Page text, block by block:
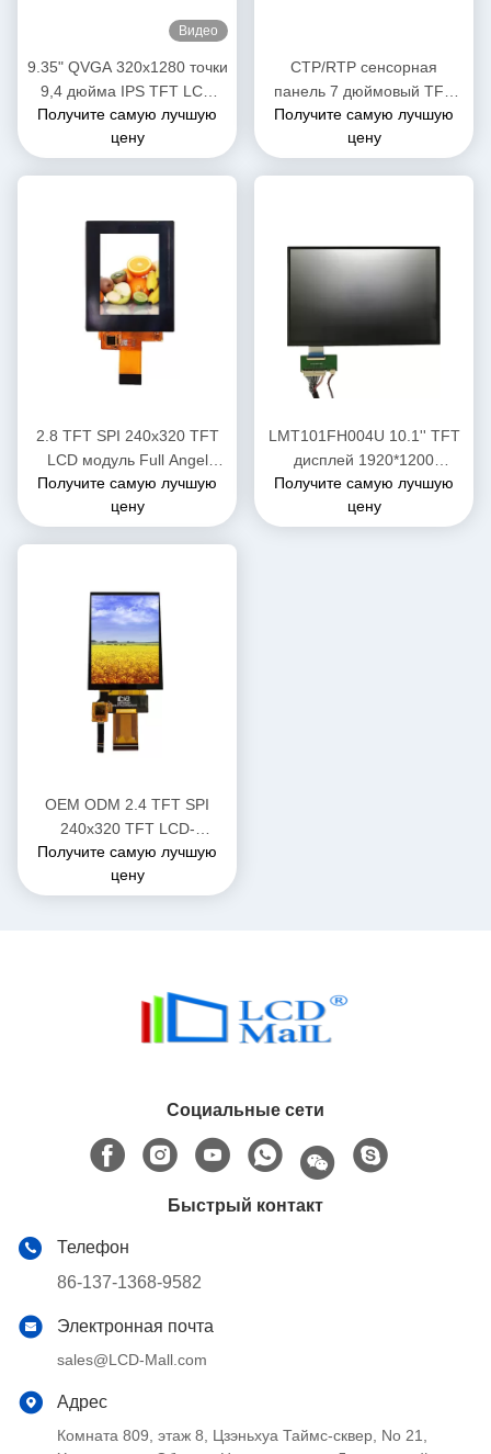
Видео
9.35" QVGA 320x1280 точки
9,4 дюйма IPS TFT LCD
модуль MIPI интерфейс
дисплей
Получите самую лучшую
цену
CTP/RTP сенсорная
панель 7 дюймовый TFT
LCD дисплей экран 900 нит
яркость
Получите самую лучшую
цену
2.8 TFT SPI 240x320 TFT
LCD модуль Full Angel
QVGA BOE LCD экран
Получите самую лучшую
цену
LMT101FH004U 10.1'' TFT
дисплей 1920*1200
высокояркость LCD
дисплей 700 нит
Получите самую лучшую
цену
OEM ODM 2.4 TFT SPI
240x320 TFT LCD-
модульный дисплей с
интерфейсом
SPI/MPU/RGB
Получите самую лучшую
цену
Социальные сети
Быстрый контакт
Телефон
86-137-1368-9582
Электронная почта
sales@LCD-Mall.com
Адрес
Комната 809, этаж 8, Цзэньхуа Таймс-сквер, No 21,